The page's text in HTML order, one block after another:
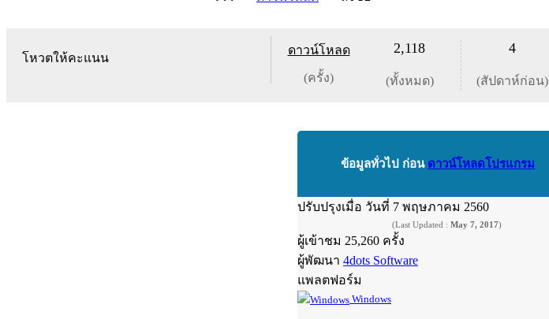
โหวตให้คะแนน
ดาวน์โหลด
(ครั้ง)
2,118
(ทั้งหมด)
4
(สัปดาห์ก่อน)
ข้อมูลทั่วไป ก่อน ดาวน์โหลดโปรแกรม
ปรับปรุงเมื่อ วันที่ 7 พฤษภาคม 2560
(Last Updated : May 7, 2017)
ผู้เข้าชม 25,260 ครั้ง
ผู้พัฒนา 4dots Software
แพลตฟอร์ม
Windows